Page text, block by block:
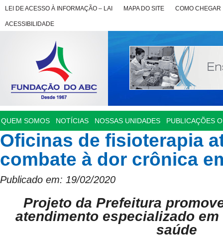
LEI DE ACESSO À INFORMAÇÃO – LAI MAPA DO SITE COMO CHEGAR
ACESSIBILIDADE
QUEM SOMOS NOTÍCIAS NOSSAS UNIDADES PUBLICAÇÕES
Oficinas de fisioterapia
combate à dor crônica
Publicado em: 19/02/2020
Projeto da Prefeitura
atendimento especializado
saúde